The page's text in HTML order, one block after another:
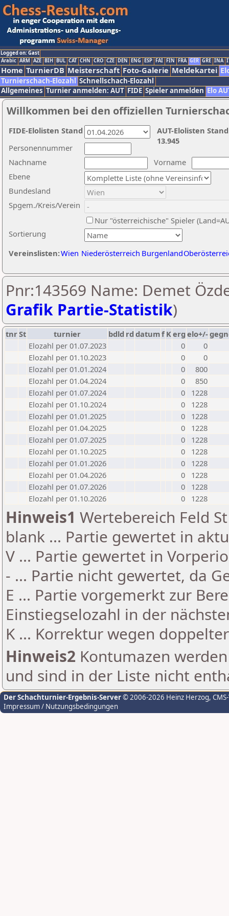
Logged on: Gast
Arabic ARM AZE BIH BUL CAT CHN CRO CZE DEN ENG ESP FAI FIN FRA GER GRE INA
Home TurnierDB Meisterschaft Foto-Galerie Meldekartei
Turnierschach-Elozahl Schnellschach-Elozahl
Allgemeines Turnier anmelden: AUT FIDE Spieler anmelden Elo
Willkommen bei den offiziellen
Nachname
Vorname
Ebene
Sortierung
Personennummer
Bundesland
Spgem./Kreis/Verein
Nur "österreichische" Spieler
Vereinslisten:Wien Niederösterreich Burgenland
AUT-Elolisten
13.945
FIDE-Elolisten Stand
Pnr:143569 Name: Demet
Grafik Partie-Statistik)
tnrSt turnier bdld rd datumf Kerg elo+/-
Elozahl per 01.07.2023
0
0
Elozahl per 01.10.2023
0
0
Elozahl per 01.01.2024
0
800
Elozahl per 01.04.2024
0
850
Elozahl per 01.07.2024
0
1228
Elozahl per 01.10.2024
0
1228
Elozahl per 01.01.2025
0
1228
Elozahl per 01.04.2025
0
1228
Elozahl per 01.07.2025
0
1228
Elozahl per 01.10.2025
0
1228
Elozahl per 01.01.2026
0
1228
Elozahl per 01.04.2026
0
1228
Elozahl per 01.07.2026
0
1228
Elozahl per 01.10.2026
0 1228
Hinweis1 Wertebereich Feld
blank ... Partie gewertet in
V ... Partie gewertet in
- ... Partie nicht gewertet, da
E ... Partie vorgemerkt zur
Einstiegselozahl in der
K ... Korrektur wegen
Hinweis2 Kontumazen
und sind in der Liste nicht
Der Schachturnier-Ergebnis-Server© 2006-2026 Heinz Herzog,
Impressum / Nutzungsbedingungen